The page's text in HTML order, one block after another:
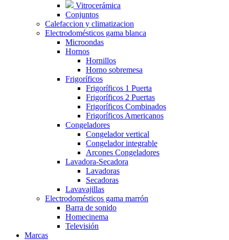
Vitrocerámica
Conjuntos
Calefaccion y climatizacion
Electrodomésticos gama blanca
Microondas
Hornos
Hornillos
Horno sobremesa
Frigoríficos
Frigoríficos 1 Puerta
Frigoríficos 2 Puertas
Frigoríficos Combinados
Frigoríficos Americanos
Congeladores
Congelador vertical
Congelador integrable
Arcones Congeladores
Lavadora-Secadora
Lavadoras
Secadoras
Lavavajillas
Electrodomésticos gama marrón
Barra de sonido
Homecinema
Televisión
Marcas